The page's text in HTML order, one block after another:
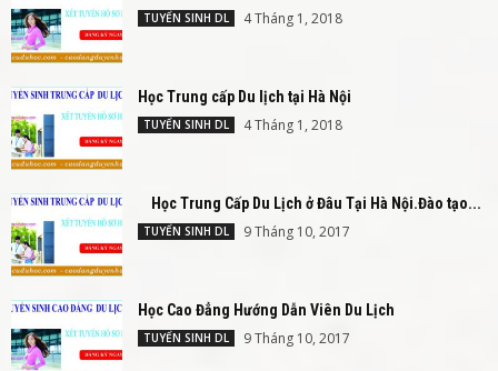
TUYỂN SINH DL 4 Tháng 1, 2018
Học Trung cấp Du lịch tại Hà Nội
TUYỂN SINH DL 4 Tháng 1, 2018
Học Trung Cấp Du Lịch ở Đâu Tại Hà Nội.Đào tạo...
TUYỂN SINH DL 9 Tháng 10, 2017
Học Cao Đẳng Hướng Dẫn Viên Du Lịch
TUYỂN SINH DL 9 Tháng 10, 2017